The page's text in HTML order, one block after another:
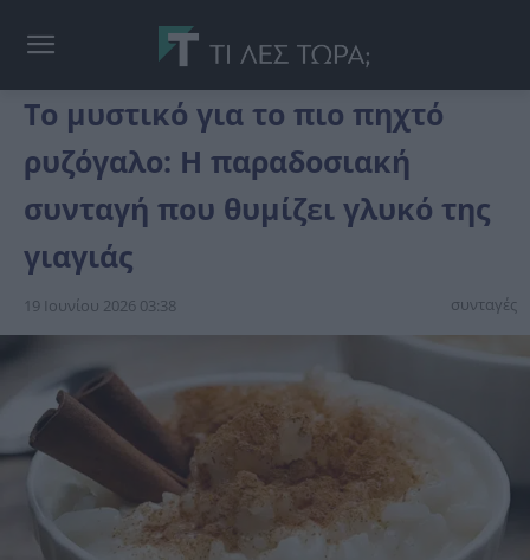
Το μυστικό για το πιο πηχτό
ρυζόγαλο: Η παραδοσιακή
συνταγή που θυμίζει γλυκό της
γιαγιάς
19 Ιουνίου 2026 03:38 συνταγές